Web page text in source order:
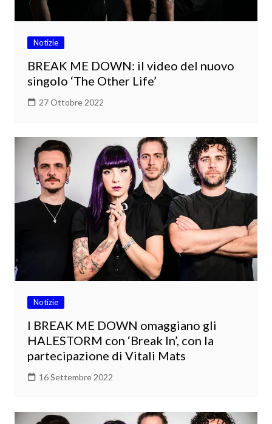
Notizie
BREAK ME DOWN: il video del nuovo
singolo ‘The Other Life’
27 Ottobre 2022
Notizie
I BREAK ME DOWN omaggiano gli
HALESTORM con ‘Break In’, con la
partecipazione di Vitali Mats
16 Settembre 2022